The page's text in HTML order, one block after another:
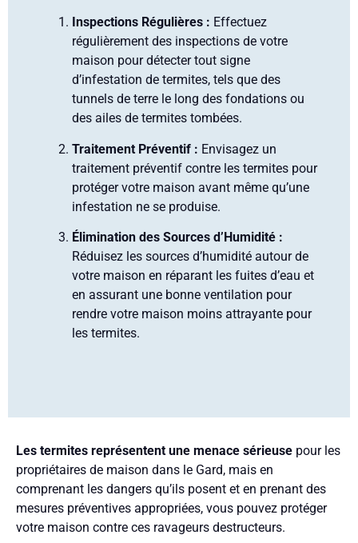
Inspections Régulières : Effectuez
régulièrement des inspections de votre
maison pour détecter tout signe
d’infestation de termites, tels que des
tunnels de terre le long des fondations ou
des ailes de termites tombées.
Traitement Préventif : Envisagez un
traitement préventif contre les termites pour
protéger votre maison avant même qu’une
infestation ne se produise.
Élimination des Sources d’Humidité :
Réduisez les sources d’humidité autour de
votre maison en réparant les fuites d’eau et
en assurant une bonne ventilation pour
rendre votre maison moins attrayante pour
les termites.
Les termites représentent une menace sérieuse pour les
propriétaires de maison dans le Gard, mais en
comprenant les dangers qu’ils posent et en prenant des
mesures préventives appropriées, vous pouvez protéger
votre maison contre ces ravageurs destructeurs.